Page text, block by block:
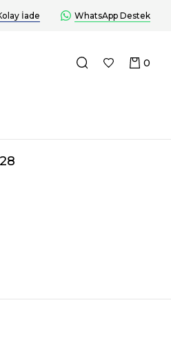
İade WhatsApp Destek
0